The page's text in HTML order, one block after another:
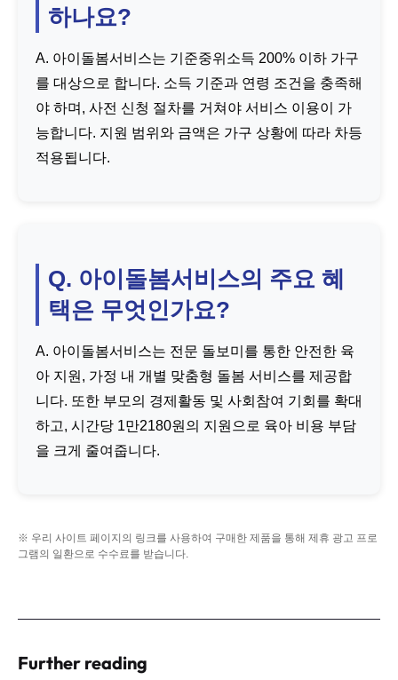
하나요?
A. 아이돌봄서비스는 기준중위소득 200% 이하 가구
를 대상으로 합니다. 소득 기준과 연령 조건을 충족해
야 하며, 사전 신청 절차를 거쳐야 서비스 이용이 가
능합니다. 지원 범위와 금액은 가구 상황에 따라 차등
적용됩니다.
Q. 아이돌봄서비스의 주요 혜
택은 무엇인가요?
A. 아이돌봄서비스는 전문 돌보미를 통한 안전한 육
아 지원, 가정 내 개별 맞춤형 돌봄 서비스를 제공합
니다. 또한 부모의 경제활동 및 사회참여 기회를 확대
하고, 시간당 1만2180원의 지원으로 육아 비용 부담
을 크게 줄여줍니다.
※ 우리 사이트 페이지의 링크를 사용하여 구매한 제품을 통해 제휴 광고 프로
그램의 일환으로 수수료를 받습니다.
Further reading